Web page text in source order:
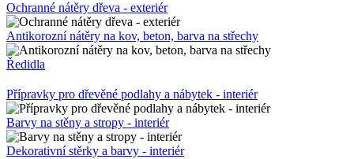
Ochranné nátěry dřeva - exteriér
Antikorozní nátěry na kov, beton, barva na střechy
Ředidla
Přípravky pro dřevěné podlahy a nábytek - interiér
Barvy na stěny a stropy - interiér
Dekorativní stěrky a barvy - interiér